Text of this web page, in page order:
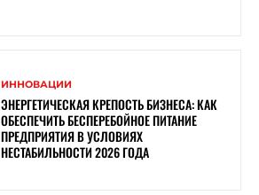
ИННОВАЦИИ
ЭНЕРГЕТИЧЕСКАЯ КРЕПОСТЬ БИЗНЕСА: КАК
ОБЕСПЕЧИТЬ БЕСПЕРЕБОЙНОЕ ПИТАНИЕ
ПРЕДПРИЯТИЯ В УСЛОВИЯХ
НЕСТАБИЛЬНОСТИ 2026 ГОДА